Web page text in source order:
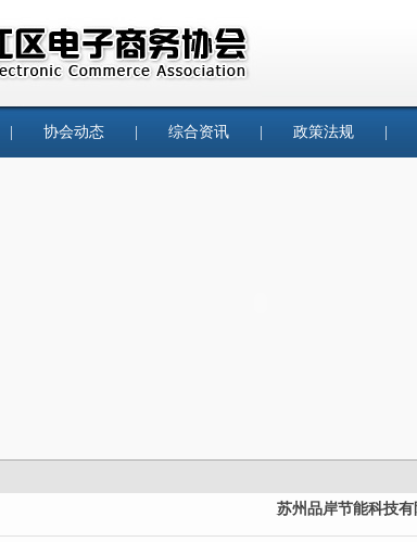
协会动态| 综合资讯| 政策法规|
苏州品岸节能科技有